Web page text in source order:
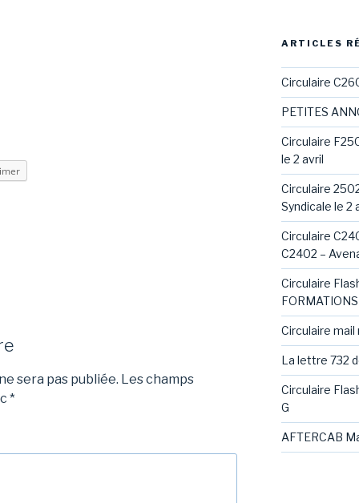
sera pas publiée. Les champs
*
ARTICLES
Circulaire
PETITES
Circulaire
le 2 avril
Circulaire
Syndicale le 2
Circulaire
C2402 –
Circulaire
Circulaire mail
La lettre 732
Circulaire
G
AFTERCAB